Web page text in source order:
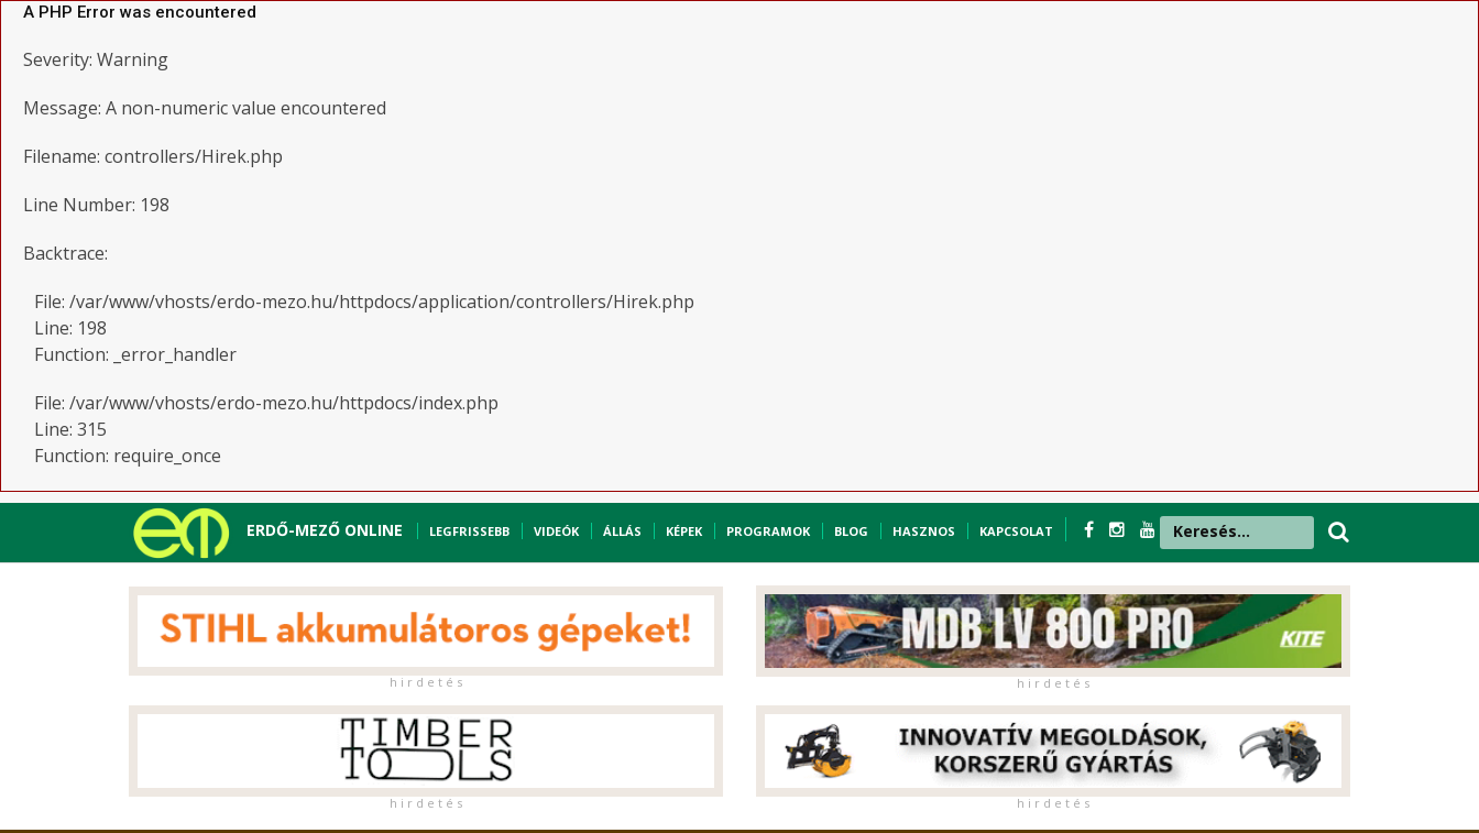
A PHP Error was encountered
Severity: Warning
Message: A non-numeric value encountered
Filename: controllers/Hirek.php
Line Number: 198
Backtrace:
File: /var/www/vhosts/erdo-mezo.hu/httpdocs/application/controllers/Hirek.php
Line: 198
Function: _error_handler
File: /var/www/vhosts/erdo-mezo.hu/httpdocs/index.php
Line: 315
Function: require_once
ERDŐ-MEZŐ ONLINE LEGFRISSEBB VIDEÓK ÁLLÁS KÉPEK PROGRAMOK BLOG HASZNOS KAPCSOLAT
h i r d e t é s h i r d e t é s
h i r d e t é s h i r d e t é s